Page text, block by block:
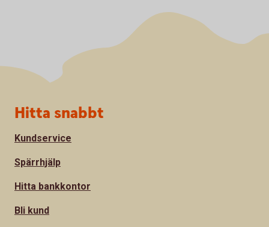
Sidfot
Hitta snabbt
Kundservice
Spärrhjälp
Hitta bankkontor
Bli kund